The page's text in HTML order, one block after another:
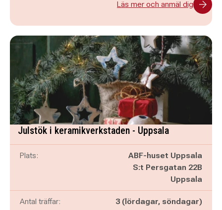
Läs mer och anmäl dig
Julstök i keramikverkstaden - Uppsala
Plats:
ABF-huset Uppsala
S:t Persgatan 22B
Uppsala
Antal träffar: 3 (lördagar, söndagar)